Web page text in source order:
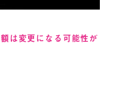
は変更になる可能性が